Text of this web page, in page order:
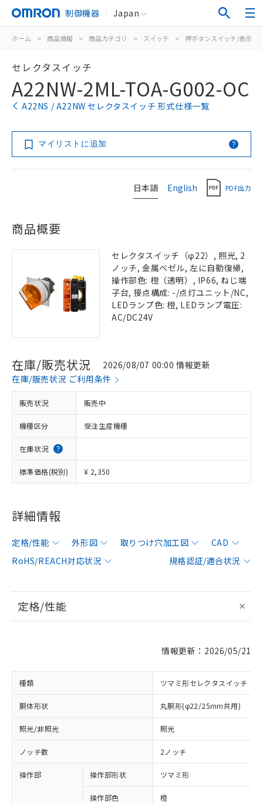
制御機器 Japan
ホーム > 商品情報 > 商品カテゴリ > スイッチ > 押ボタンスイッチ/表示灯
セレクタスイッチ
A22NW-2ML-TOA-G002-OC
A22NS / A22NW セレクタスイッチ 形式仕様一覧
マイリストに追加
日本語 English PDF出力
商品概要
セレクタスイッチ（φ22）, 照光, 2
ノッチ, 金属ベゼル, 左に自動復帰,
操作部色: 橙（透明）, IP66, ねじ端
子台, 接点構成: -/点灯ユニット/NC,
LEDランプ色: 橙, LEDランプ電圧:
AC/DC24V
在庫/販売状況
2026/08/07 00:00 情報更新
在庫/販売状況 ご利用条件
販売状況 販売中
機種区分 受注生産機種
在庫状況
標準価格(税別) ¥ 2,350
詳細情報
定格/性能 外形図 取りつけ穴加工図
CAD
RoHS/REACH対応状況
規格認証/適合状況
定格/性能
情報更新：2026/05/21
種類 ツマミ形セレクタスイッチ
胴体形状 丸胴形(φ22/25mm共用)
照光/非照光 照光
ノッチ数 2ノッチ
操作部 操作部形状 ツマミ形
操作部色 橙